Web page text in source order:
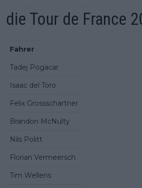
die Tour de France
Fahrer
Tadej Pogacar
Isaac del Toro
Felix Grossschartner
Brandon McNulty
Nils Politt
Florian Vermeersch
Tim Wellens